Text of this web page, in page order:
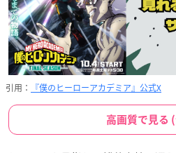
引用： 『僕のヒーローアカデミア』公式X
高画質で見る